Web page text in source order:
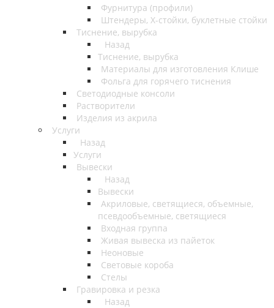
Фурнитура (профили)
Штендеры, Х-стойки, буклетные стойки
Тиснение, вырубка
Назад
Тиснение, вырубка
Материалы для изготовления Клише
Фольга для горячего тиснения
Светодиодные консоли
Растворители
Изделия из акрила
Услуги
Назад
Услуги
Вывески
Назад
Вывески
Акриловые, светящиеся, объемные,
псевдообъемные, светящиеся
Входная группа
Живая вывеска из пайеток
Неоновые
Световые короба
Стелы
Гравировка и резка
Назад